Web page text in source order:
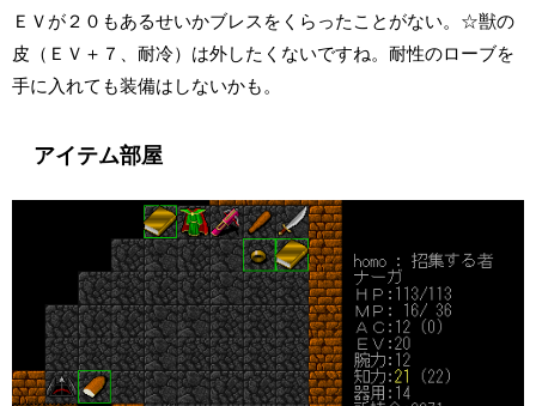
ＥＶが２０もあるせいかブレスをくらったことがない。☆獣の
皮（ＥＶ＋７、耐冷）は外したくないですね。耐性のローブを
手に入れても装備はしないかも。
アイテム部屋